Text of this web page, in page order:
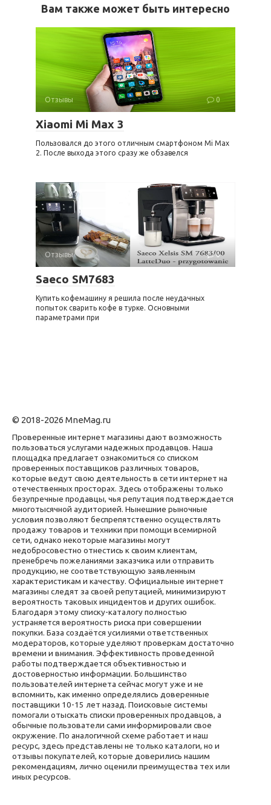
Вам также может быть интересно
Отзывы 0
Xiaomi Mi Max 3
Пользовался до этого отличным смартфоном Mi Max
2. После выхода этого сразу же обзавелся
Отзывы 0
Saeco SM7683
Купить кофемашину я решила после неудачных
попыток сварить кофе в турке. Основными
параметрами при
© 2018-2026 MneMag.ru
Проверенные интернет магазины дают возможность
пользоваться услугами надежных продавцов. Наша
площадка предлагает ознакомиться со списком
проверенных поставщиков различных товаров,
которые ведут свою деятельность в сети интернет на
отечественных просторах. Здесь отображены только
безупречные продавцы, чья репутация подтверждается
многотысячной аудиторией. Нынешние рыночные
условия позволяют беспрепятственно осуществлять
продажу товаров и техники при помощи всемирной
сети, однако некоторые магазины могут
недобросовестно отнестись к своим клиентам,
пренебречь пожеланиями заказчика или отправить
продукцию, не соответствующую заявленным
характеристикам и качеству. Официальные интернет
магазины следят за своей репутацией, минимизируют
вероятность таковых инцидентов и других ошибок.
Благодаря этому списку-каталогу полностью
устраняется вероятность риска при совершении
покупки. База создаётся усилиями ответственных
модераторов, которые уделяют проверкам достаточно
времени и внимания. Эффективность проведенной
работы подтверждается объективностью и
достоверностью информации. Большинство
пользователей интернета сейчас могут уже и не
вспомнить, как именно определялись доверенные
поставщики 10-15 лет назад. Поисковые системы
помогали отыскать списки проверенных продавцов, а
обычные пользователи сами информировали свое
окружение. По аналогичной схеме работает и наш
ресурс, здесь представлены не только каталоги, но и
отзывы покупателей, которые доверились нашим
рекомендациям, лично оценили преимущества тех или
иных ресурсов.